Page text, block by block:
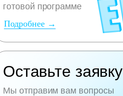
Мы отправим вам вопросы
Оставьте заявку
Подробнее →
готовой программе